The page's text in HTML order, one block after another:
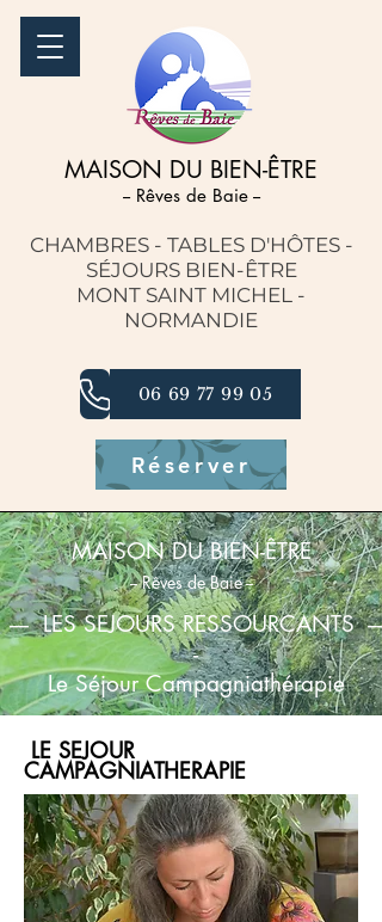
MAISON DU BIEN-ÊTRE
-- Rêves de Baie --
CHAMBRES - TABLES D'HÔTES-
SÉJOURS BIEN-ÊTRE
MONT SAINT MICHEL -
NORMANDIE
06 69 77 99 05
Réserver
MAISON DU BIEN-ÊTRE
-- Rêves de Baie --
---- LES SEJOURS RESSOURCANTS ---
-
Le Séjour Campagniathérapie
LE SEJOUR
CAMPAGNIATHERAPIE